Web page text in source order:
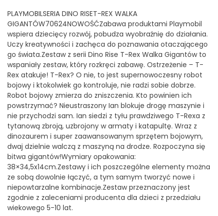
PLAYMOBILSERIA DINO RISET-REX WALKA
GIGANTÓW70624NOWOŚĆZabawa produktami Playmobil
wspiera dziecięcy rozwój, pobudza wyobraźnię do działania.
Uczy kreatywności i zachęca do poznawania otaczającego
go świata.Zestaw z serii Dino Rise T-Rex Walka Gigantów to
wspaniały zestaw, który rozkręci zabawę. Ostrzeżenie – T-
Rex atakuje! T-Rex? O nie, to jest supernowoczesny robot
bojowy i ktokolwiek go kontroluje, nie radzi sobie dobrze.
Robot bojowy zmierza do zniszczenia. Kto powinien ich
powstrzymać? Nieustraszony Ian blokuje drogę maszynie i
nie przychodzi sam. Ian siedzi z tyłu prawdziwego T-Rexa z
tytanową zbroją, uzbrojony w armaty i katapultę. Wraz z
dinozaurem i super zaawansowanym sprzętem bojowym,
dwaj dzielnie walczą z maszyną na drodze. Rozpoczyna się
bitwa gigantów!Wymiary opakowania:
38×34,5x14cm.Zestawy i ich poszczególne elementy można
ze sobą dowolnie łączyć, a tym samym tworzyć nowe i
niepowtarzalne kombinacje.Zestaw przeznaczony jest
zgodnie z zaleceniami producenta dla dzieci z przedziału
wiekowego 5-10 lat.